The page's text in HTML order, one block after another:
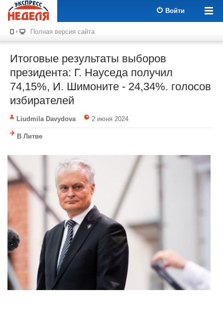
Войти
Полная версия сайта
Итоговые результаты выборов
президента: Г. Науседа получил
74,15%, И. Шимоните - 24,34%. голосов
избирателей
Liudmila Davydova 2 июня 2024
В Литве